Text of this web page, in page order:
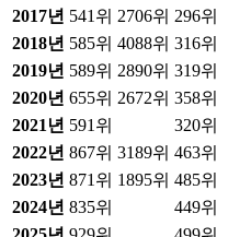
2017년 541위 2706위 296위
2018년 585위 4088위 316위
2019년 589위 2890위 319위
2020년 655위 2672위 358위
2021 년 591위
320위
2022년 867위 3189위 463위
2023년 871위 1895위 485위
2024년 835위
449위